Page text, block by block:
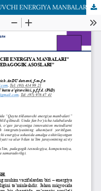
“OLIY TA’LIMDA “QAYTA TIKLANUVCHI ENERGIYA MANBALARI” FANINI O‘QITISHNING ILMIY-PEDAGOGIK ASOSLARI”